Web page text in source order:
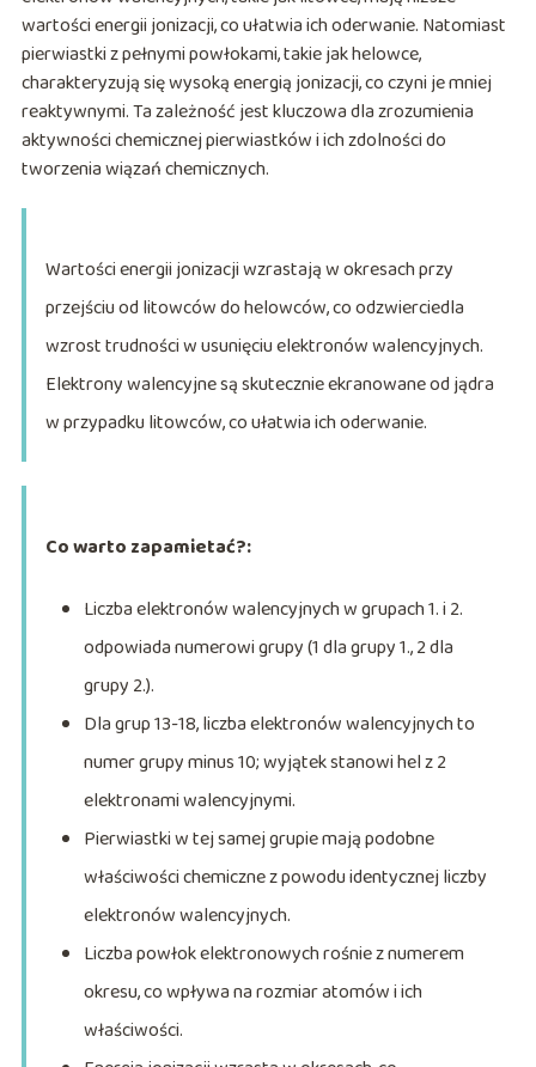
wartości energii jonizacji, co ułatwia ich oderwanie. Natomiast
pierwiastki z pełnymi powłokami, takie jak helowce,
charakteryzują się wysoką energią jonizacji, co czyni je mniej
reaktywnymi. Ta zależność jest kluczowa dla zrozumienia
aktywności chemicznej pierwiastków i ich zdolności do
tworzenia wiązań chemicznych.
Wartości energii jonizacji wzrastają w okresach przy
przejściu od litowców do helowców, co odzwierciedla
wzrost trudności w usunięciu elektronów walencyjnych.
Elektrony walencyjne są skutecznie ekranowane od jądra
w przypadku litowców, co ułatwia ich oderwanie.
Co warto zapamietać?:
Liczba elektronów walencyjnych w grupach 1. i 2.
odpowiada numerowi grupy (1 dla grupy 1., 2 dla
grupy 2.).
Dla grup 13-18, liczba elektronów walencyjnych to
numer grupy minus 10; wyjątek stanowi hel z 2
elektronami walencyjnymi.
Pierwiastki w tej samej grupie mają podobne
właściwości chemiczne z powodu identycznej liczby
elektronów walencyjnych.
Liczba powłok elektronowych rośnie z numerem
okresu, co wpływa na rozmiar atomów i ich
właściwości.